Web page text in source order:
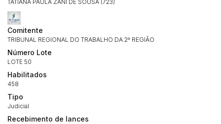
TATIANA PAULA ZANI DE SOUSA (723)
Comitente
TRIBUNAL REGIONAL DO TRABALHO DA 2ª REGIÃO
Número Lote
LOTE 50
Habilitados
458
Tipo
Judicial
Recebimento de lances